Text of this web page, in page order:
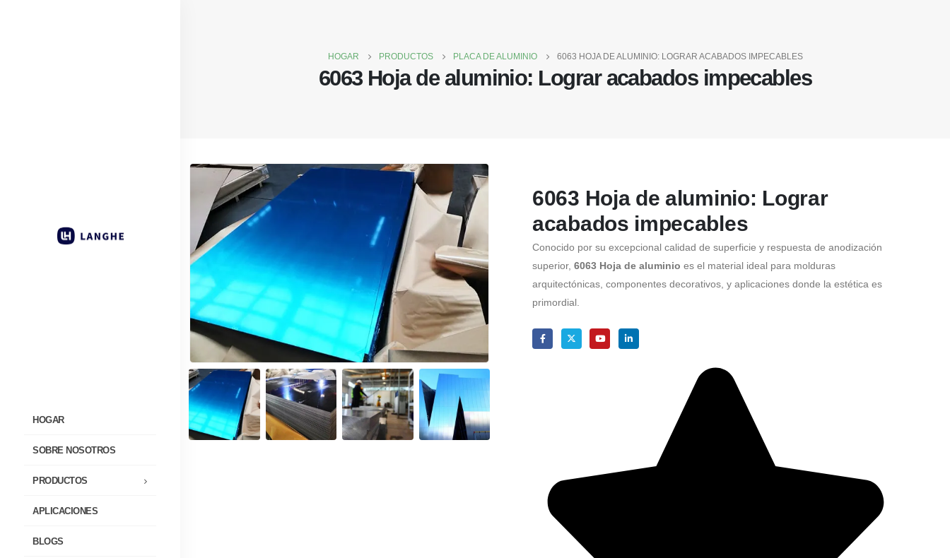
HOGAR
SOBRE NOSOTROS
PRODUCTOS
APLICACIONES
BLOGS
HOGAR PRODUCTOS PLACA DE ALUMINIO 6063 HOJA DE ALUMINIO: LOGRAR ACABADOS IMPECABLES
6063 Hoja de aluminio: Lograr acabados impecables
6063 Hoja de aluminio: Lograr
acabados impecables
Conocido por su excepcional calidad de superficie y respuesta de anodización
superior, 6063 Hoja de aluminio es el material ideal para molduras
arquitectónicas, componentes decorativos, y aplicaciones donde la estética es
primordial.